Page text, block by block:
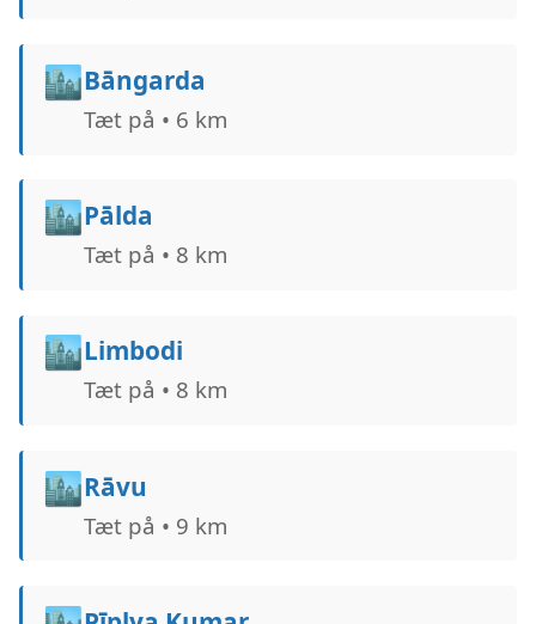
🏙️Bāngarda
Tæt på • 6 km
🏙️Pālda
Tæt på • 8 km
🏙️Limbodi
Tæt på • 8 km
🏙️Rāvu
Tæt på • 9 km